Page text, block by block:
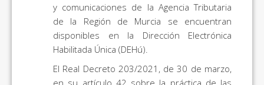
y comunicaciones de la Agencia Tributaria
de la Región de Murcia se encuentran
disponibles en la Dirección Electrónica
Habilitada Única (DEHú).
El Real Decreto 203/2021, de 30 de marzo,